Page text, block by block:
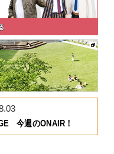
今週のONAIR！